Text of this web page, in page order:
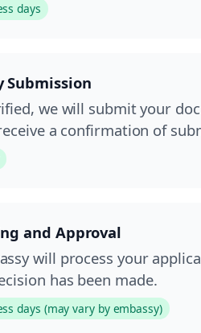
days
Submission
we will submit your
a confirmation of
and Approval
will process your
has been made.
days (may vary by embassy)